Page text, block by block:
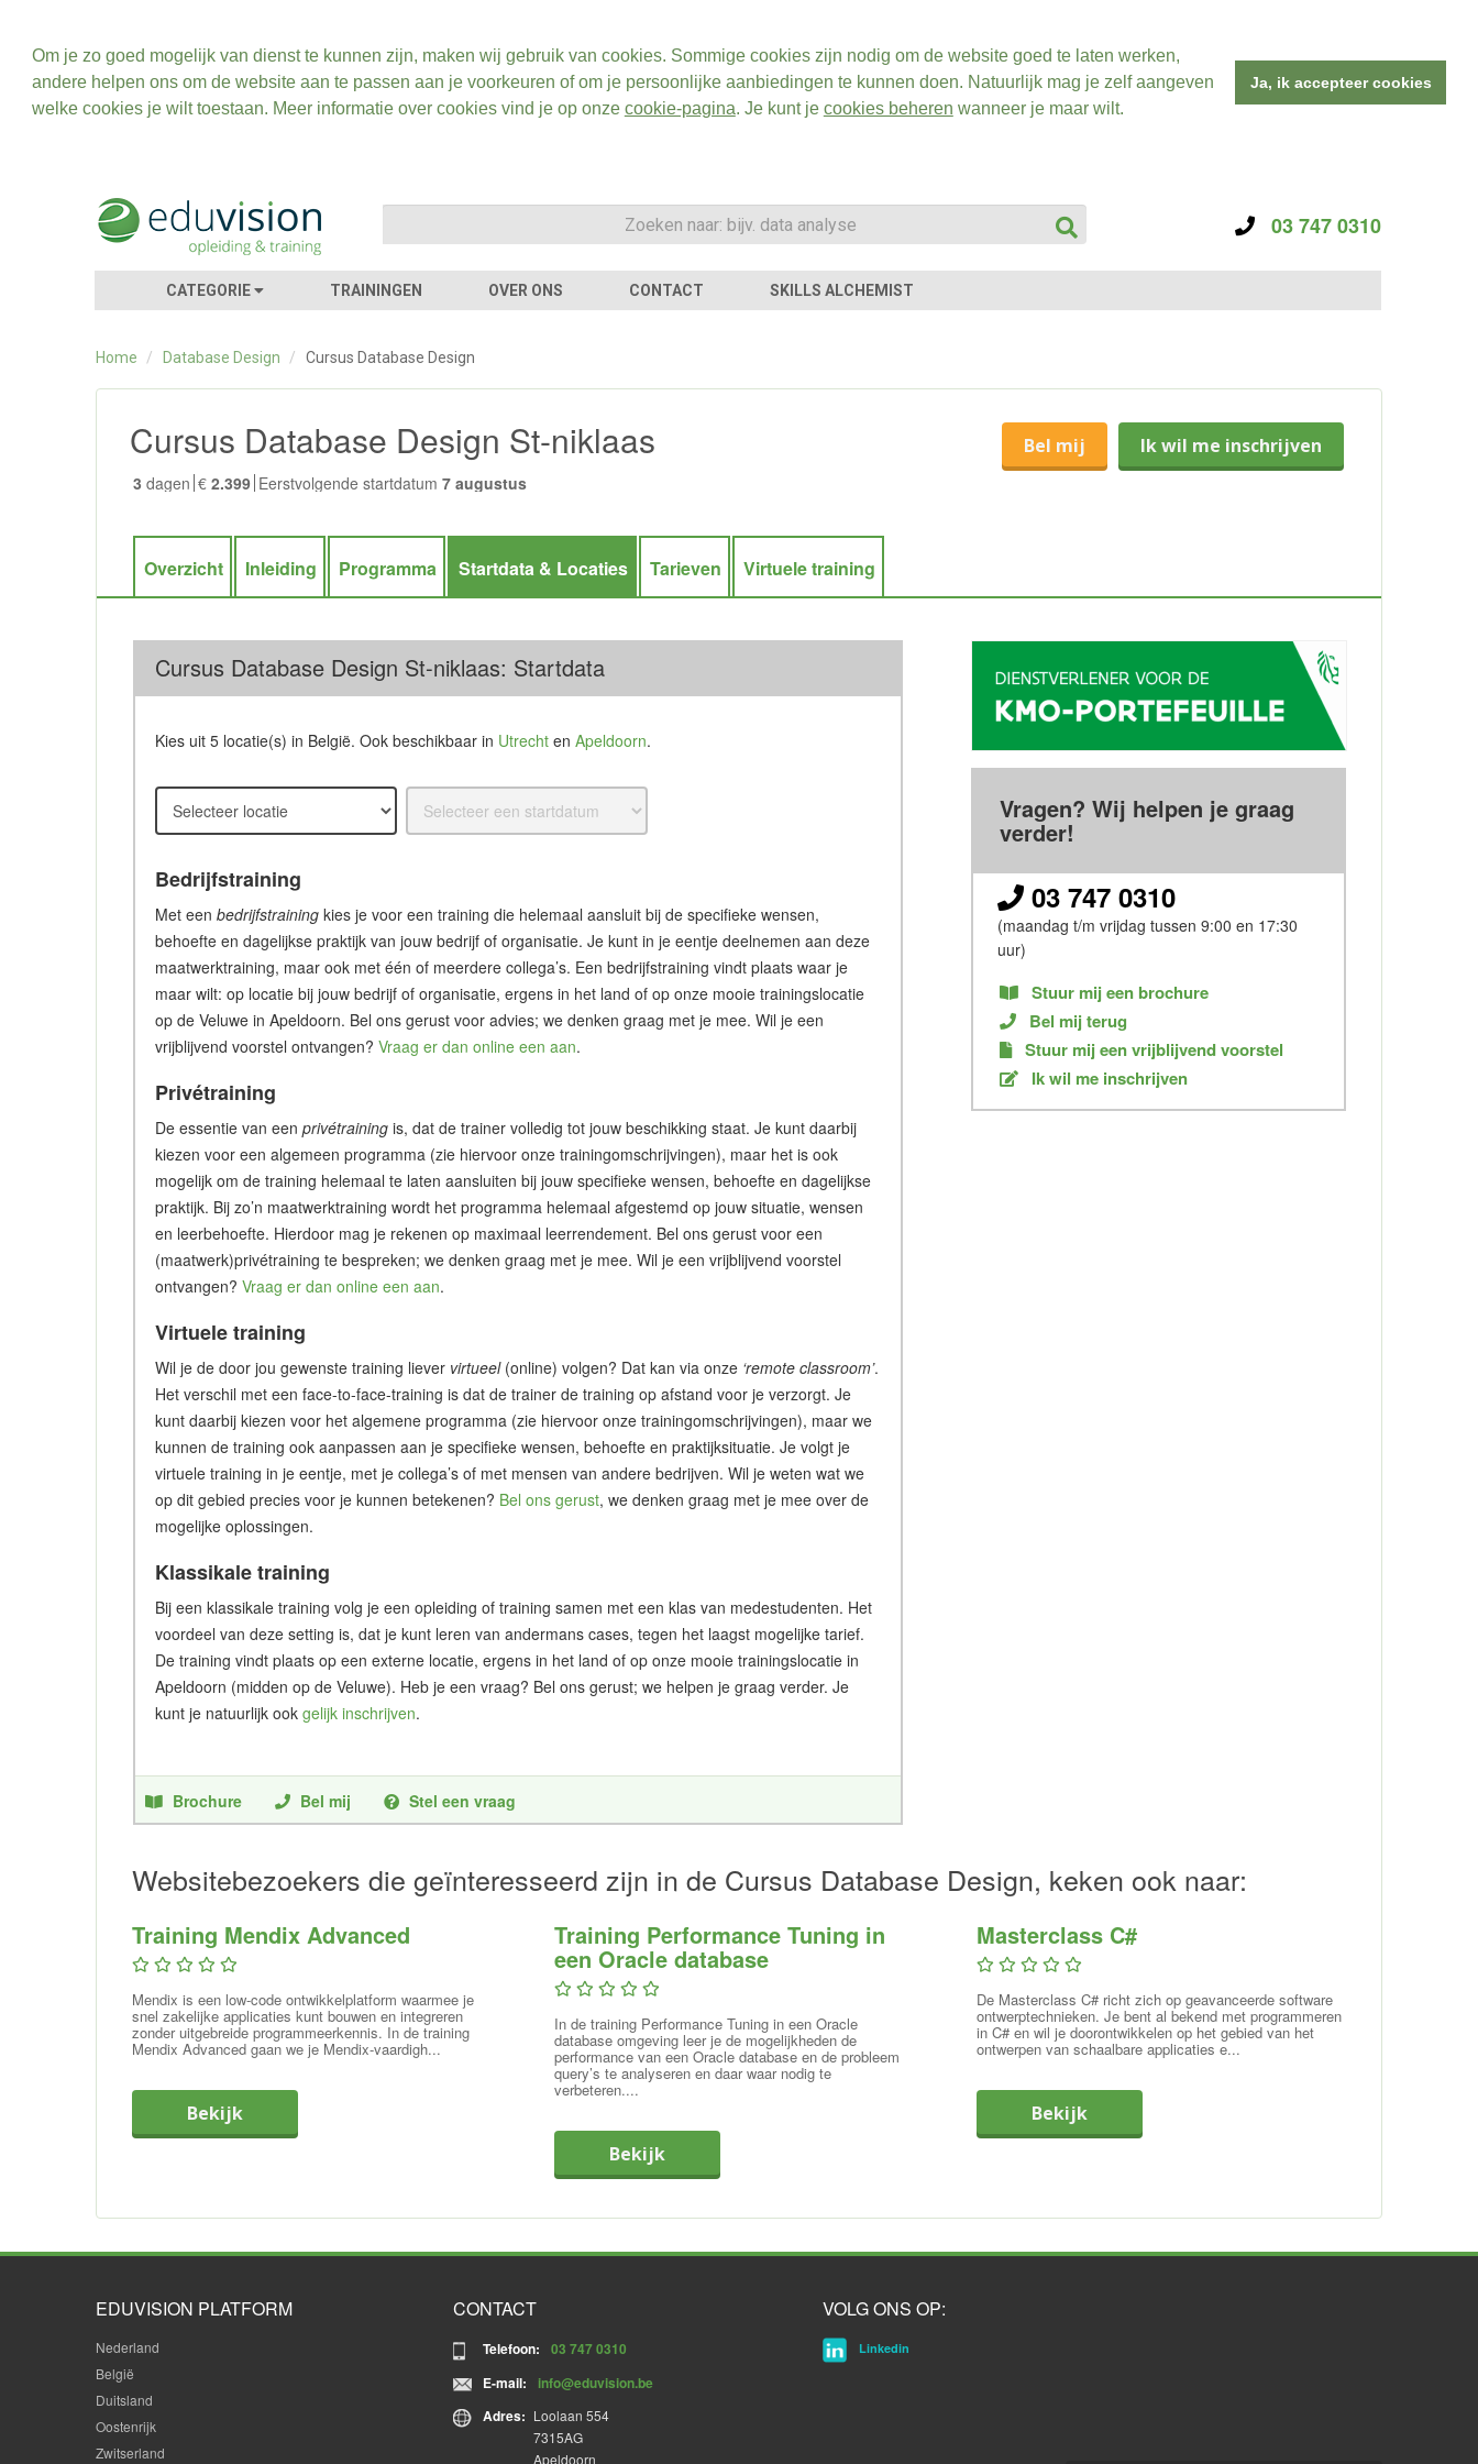
Om je zo goed mogelijk van dienst te kunnen zijn, maken wij gebruik van cookies. Sommige cookies zijn nodig om de website goed te laten werken,
andere helpen ons om de website aan te passen aan je voorkeuren of om je persoonlijke aanbiedingen te kunnen doen. Natuurlijk mag je zelf aangeven
welke cookies je wilt toestaan. Meer informatie over cookies vind je op onze cookie-pagina. Je kunt je cookies beheren wanneer je maar wilt.
Ja, ik accepteer cookies
03 747 0310
CATEGORIE TRAININGEN OVER ONS CONTACT SKILLS ALCHEMIST
Home / Database Design / Cursus Database Design
Cursus Database Design St-niklaas
3 dagen € 2.399 Eerstvolgende startdatum 7 augustus
Bel mij Ik wil me inschrijven
Overzicht Inleiding Programma Startdata & Locaties Tarieven Virtuele training
Cursus Database Design St-niklaas: Startdata
Kies uit 5 locatie(s) in België. Ook beschikbaar in Utrecht en Apeldoorn.
Bedrijfstraining
Met een bedrijfstraining kies je voor een training die helemaal aansluit bij de specifieke wensen,
behoefte en dagelijkse praktijk van jouw bedrijf of organisatie. Je kunt in je eentje deelnemen aan deze
maatwerktraining, maar ook met één of meerdere collega’s. Een bedrijfstraining vindt plaats waar je
maar wilt: op locatie bij jouw bedrijf of organisatie, ergens in het land of op onze mooie trainingslocatie
op de Veluwe in Apeldoorn. Bel ons gerust voor advies; we denken graag met je mee. Wil je een
vrijblijvend voorstel ontvangen? Vraag er dan online een aan.
Privétraining
De essentie van een privétraining is, dat de trainer volledig tot jouw beschikking staat. Je kunt daarbij
kiezen voor een algemeen programma (zie hiervoor onze trainingomschrijvingen), maar het is ook
mogelijk om de training helemaal te laten aansluiten bij jouw specifieke wensen, behoefte en dagelijkse
praktijk. Bij zo’n maatwerktraining wordt het programma helemaal afgestemd op jouw situatie, wensen
en leerbehoefte. Hierdoor mag je rekenen op maximaal leerrendement. Bel ons gerust voor een
(maatwerk)privétraining te bespreken; we denken graag met je mee. Wil je een vrijblijvend voorstel
ontvangen? Vraag er dan online een aan.
Virtuele training
Wil je de door jou gewenste training liever virtueel(online) volgen? Dat kan via onze ‘remote classroom’.
Het verschil met een face-to-face-training is dat de trainer de training op afstand voor je verzorgt. Je
kunt daarbij kiezen voor het algemene programma (zie hiervoor onze trainingomschrijvingen), maar we
kunnen de training ook aanpassen aan je specifieke wensen, behoefte en praktijksituatie. Je volgt je
virtuele training in je eentje, met je collega’s of met mensen van andere bedrijven. Wil je weten wat we
op dit gebied precies voor je kunnen betekenen? Bel ons gerust, we denken graag met je mee over de
mogelijke oplossingen.
Klassikale training
Bij een klassikale training volg je een opleiding of training samen met een klas van medestudenten. Het
voordeel van deze setting is, dat je kunt leren van andermans cases, tegen het laagst mogelijke tarief.
De training vindt plaats op een externe locatie, ergens in het land of op onze mooie trainingslocatie in
Apeldoorn (midden op de Veluwe). Heb je een vraag? Bel ons gerust; we helpen je graag verder. Je
kunt je natuurlijk ook gelijk inschrijven.
Brochure Bel mij Stel een vraag
Vragen? Wij helpen je graag
verder!
03 747 0310
(maandag t/m vrijdag tussen 9:00 en 17:30
uur)
Stuur mij een brochure
Bel mij terug
Stuur mij een vrijblijvend voorstel
Ik wil me inschrijven
Websitebezoekers die geïnteresseerd zijn in de Cursus Database Design, keken ook naar:
Training Mendix Advanced
Mendix is een low-code ontwikkelplatform waarmee je
snel zakelijke applicaties kunt bouwen en integreren
zonder uitgebreide programmeerkennis. In de training
Mendix Advanced gaan we je Mendix-vaardigh...
Bekijk
Training Performance Tuning in
een Oracle database
In de training Performance Tuning in een Oracle
database omgeving leer je de mogelijkheden de
performance van een Oracle database en de probleem
query’s te analyseren en daar waar nodig te
verbeteren....
Bekijk
Masterclass C#
De Masterclass C# richt zich op geavanceerde software
ontwerptechnieken. Je bent al bekend met programmeren
in C# en wil je doorontwikkelen op het gebied van het
ontwerpen van schaalbare applicaties e...
Bekijk
EDUVISION PLATFORM
Nederland
België
Duitsland
Oostenrijk
Zwitserland
CONTACT
Telefoon:
03 747 0310
E-mail:
info@eduvision.be
Adres: Loolaan 554
7315AG
Apeldoorn
VOLG ONS OP:
Linkedin